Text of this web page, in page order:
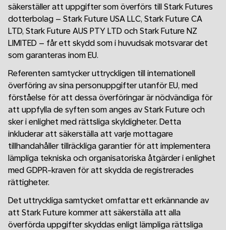
säkerställer att uppgifter som överförs till Stark Futures
dotterbolag – Stark Future USA LLC, Stark Future CA
LTD, Stark Future AUS PTY LTD och Stark Future NZ
LIMITED – får ett skydd som i huvudsak motsvarar det
som garanteras inom EU.
Referenten samtycker uttryckligen till internationell
överföring av sina personuppgifter utanför EU, med
förståelse för att dessa överföringar är nödvändiga för
att uppfylla de syften som anges av Stark Future och
sker i enlighet med rättsliga skyldigheter. Detta
inkluderar att säkerställa att varje mottagare
tillhandahåller tillräckliga garantier för att implementera
lämpliga tekniska och organisatoriska åtgärder i enlighet
med GDPR-kraven för att skydda de registrerades
rättigheter.
Det uttryckliga samtycket omfattar ett erkännande av
att Stark Future kommer att säkerställa att alla
överförda uppgifter skyddas enligt lämpliga rättsliga